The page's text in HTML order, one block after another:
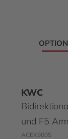
KWC
und F5
ACEX9005